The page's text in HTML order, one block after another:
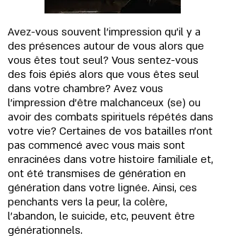
Avez-vous souvent l'impression qu'il y a
des présences autour de vous alors que
vous êtes tout seul? Vous sentez-vous
des fois épiés alors que vous êtes seul
dans votre chambre? Avez vous
l'impression d’être malchanceux (se) ou
avoir des combats spirituels répétés dans
votre vie? Certaines de vos batailles n'ont
pas commencé avec vous mais sont
enracinées dans votre histoire familiale et,
ont été transmises de génération en
génération dans votre lignée. Ainsi, ces
penchants vers la peur, la colère,
l'abandon, le suicide, etc, peuvent être
générationnels.